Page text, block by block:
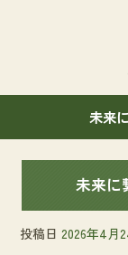
未来
未来に
投稿日 2026年4月